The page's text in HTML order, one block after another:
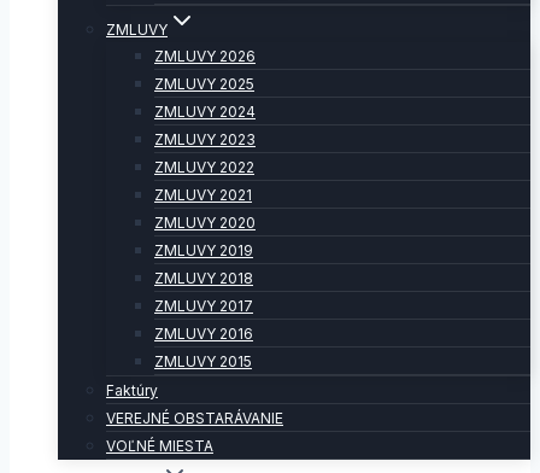
ZMLUVY
ZMLUVY 2026
ZMLUVY 2025
ZMLUVY 2024
ZMLUVY 2023
ZMLUVY 2022
ZMLUVY 2021
ZMLUVY 2020
ZMLUVY 2019
ZMLUVY 2018
ZMLUVY 2017
ZMLUVY 2016
ZMLUVY 2015
Faktúry
VEREJNÉ OBSTARÁVANIE
VOĽNÉ MIESTA